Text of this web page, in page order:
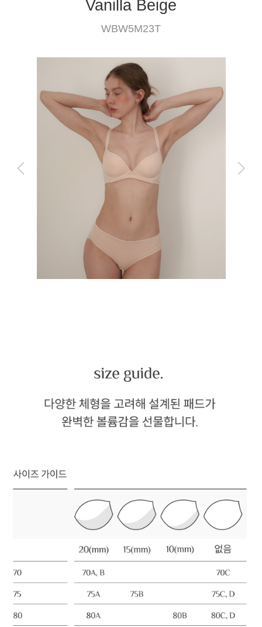
Vanilla Beige
WBW5M23T